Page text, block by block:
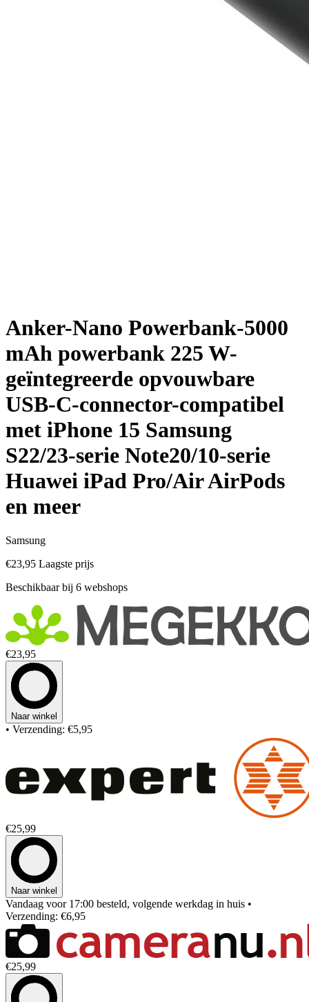
Anker-Nano Powerbank-5000
mAh powerbank 225 W-
geïntegreerde opvouwbare
USB-C-connector-compatibel
met iPhone 15 Samsung
S22/23-serie Note20/10-serie
Huawei iPad Pro/Air AirPods
en meer
Samsung
€23,95 Laagste prijs
Beschikbaar bij 6 webshops
€23,95
Naar winkel
• Verzending: €5,95
€25,99
Naar winkel
Vandaag voor 17:00 besteld, volgende werkdag in huis •
Verzending: €6,95
€25,99